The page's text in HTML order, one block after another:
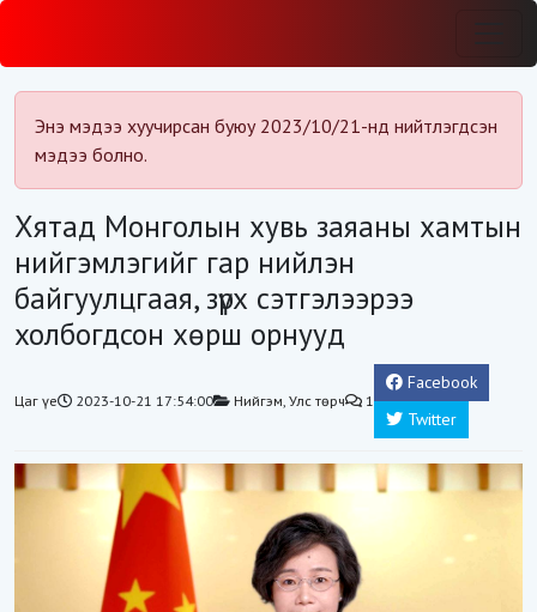
Энэ мэдээ хуучирсан буюу 2023/10/21-нд нийтлэгдсэн
мэдээ болно.
Хятад Монголын хувь заяаны хамтын
нийгэмлэгийг гар нийлэн
байгуулцгаая, зүрх сэтгэлээрээ
холбогдсон хөрш орнууд
Цаг үе 2023-10-21 17:54:00 Нийгэм, Улс төрч 1
Facebook
Twitter